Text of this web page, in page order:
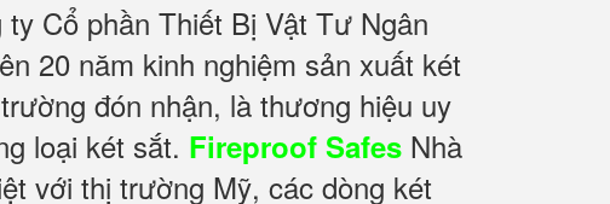
Cổ phần Thiết Bị Vật Tư Ngân
20 năm kinh nghiệm sản xuất két
đón nhận, là thương hiệu uy
loại két sắt. Fireproof Safes Nhà
với thị trường Mỹ, các dòng két